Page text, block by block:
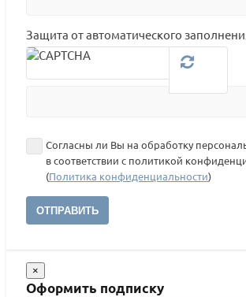
Защита от автоматического
Согласны ли Вы на обработку
в соответствии с политикой
(Политика конфиденциальности)
ОТПРАВИТЬ
×
Оформить подписку